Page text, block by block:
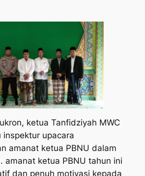
ketua Tanfidziyah MWC
inspektur upacara
amanat ketua PBNU dalam
amanat ketua PBNU tahun ini
dan penuh motivasi kepada